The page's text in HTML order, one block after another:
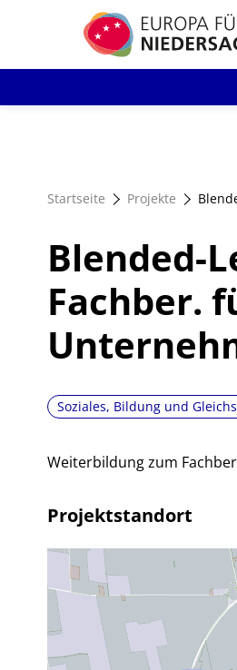
Startseite Projekte
Blended-
Fachber.
Soziales, Bildung und
Weiterbildung zum
Projektstandort